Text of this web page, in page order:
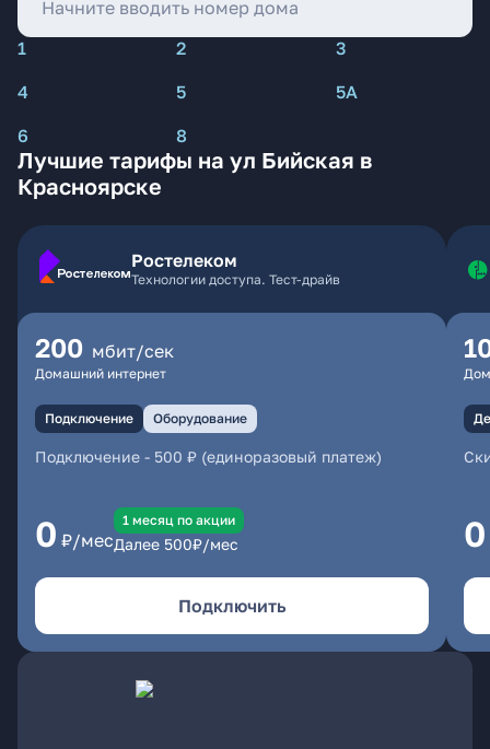
1 2
3
4
5
5А
6
8
Лучшие тарифы на ул Бийская в
Красноярске
Ростелеком
Технологии доступа. Тест-драйв
200 мбит/сек
Домашний интернет
Подключение Оборудование
Подключение - 500 ₽ (единоразовый платеж)
0 ₽/мес
1 месяц по акции
Далее 500₽/мес
Подключить
0